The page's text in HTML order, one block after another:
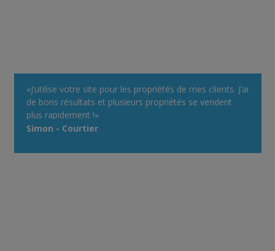
«J’utilise votre site pour les propriétés de mes clients. J’ai
de bons résultats et plusieurs propriétés se vendent
plus rapidement !»
Simon - Courtier